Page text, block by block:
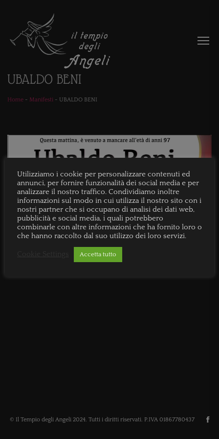
UBALDO BENI
Home - Manifesti - UBALDO BENI
© Il Tempio degli Angeli 2024. Tutti i diritti riservati. P.IVA 01867780437
Utilizziamo i cookie per personalizzare contenuti ed
annunci, per fornire funzionalità dei social media e per
analizzare il nostro traffico. Condividiamo inoltre
informazioni sul modo in cui utilizza il nostro sito con i
nostri partner che si occupano di analisi dei dati web,
pubblicità e social media, i quali potrebbero
combinarle con altre informazioni che ha fornito loro o
che hanno raccolto dal suo utilizzo dei loro servizi.
Accetta tutto